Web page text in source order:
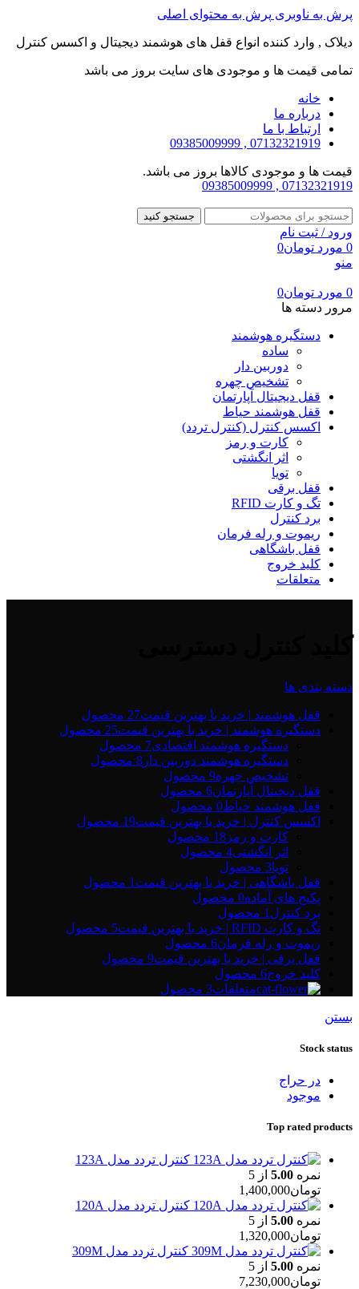
پرش به ناوبری پرش به محتوای اصلی
دیلاک , وارد کننده انواع قفل های هوشمند دیجیتال و اکسس کنترل
تمامی قیمت ها و موجودی های سایت بروز می باشد
خانه
درباره ما
ارتباط با ما
07132321919 , 09385009999
قیمت ها و موجودی کالاها بروز می باشد.
07132321919 , 09385009999
جستجو کنید
ورود / ثبت نام
0 مورد تومان0
منو
0 مورد تومان0
مرور دسته ها
دستگیره هوشمند
ساده
دوربین دار
تشخیص چهره
قفل دیجیتال آپارتمان
قفل هوشمند حیاط
اکسس کنترل (کنترل تردد)
کارت و رمز
اثر انگشتی
تویا
قفل برقی
تگ و کارت RFID
برد کنترل
ریموت و رله فرمان
قفل باشگاهی
کلید خروج
متعلقات
دسته بندی ها
قفل هوشمند | خرید با بهترین قیمت27 محصول
دستگیره هوشمند | خرید با بهترین قیمت25 محصول
دستگیره هوشمند اقتصادی7 محصول
دستگیره هوشمند دوربین دار 8 محصول
تشخیص چهره9 محصول
قفل دیجیتال آپارتمان6 محصول
قفل هوشمند حیاط0 محصول
اکسس کنترل | خرید با بهترین قیمت19 محصول
کارت و رمز 18 محصول
اثر انگشتی4 محصول
تویا3 محصول
قفل باشگاهی | خرید با بهترین قیمت 1 محصول
پکیج های آماده0 محصول
برد کنترل 1 محصول
تگ و کارت RFID | خرید با بهترین قیمت
5 محصول
ریموت و رله فرمان6 محصول
قفل برقی | خرید با بهترین قیمت9 محصول
کلید خروج6 محصول
متعلقات3 محصول
بستن
Stock status
در حراج
موجود
Top rated products
کنترل تردد مدل 123A
نمره 5.00 از 5
تومان1,400,000
کنترل تردد مدل 120A
نمره 5.00 از 5
تومان1,320,000
کنترل تردد مدل 309M
نمره 5.00 از 5
تومان7,230,000